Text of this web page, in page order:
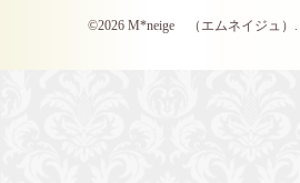
©2026 M*neige （エムネイジュ）